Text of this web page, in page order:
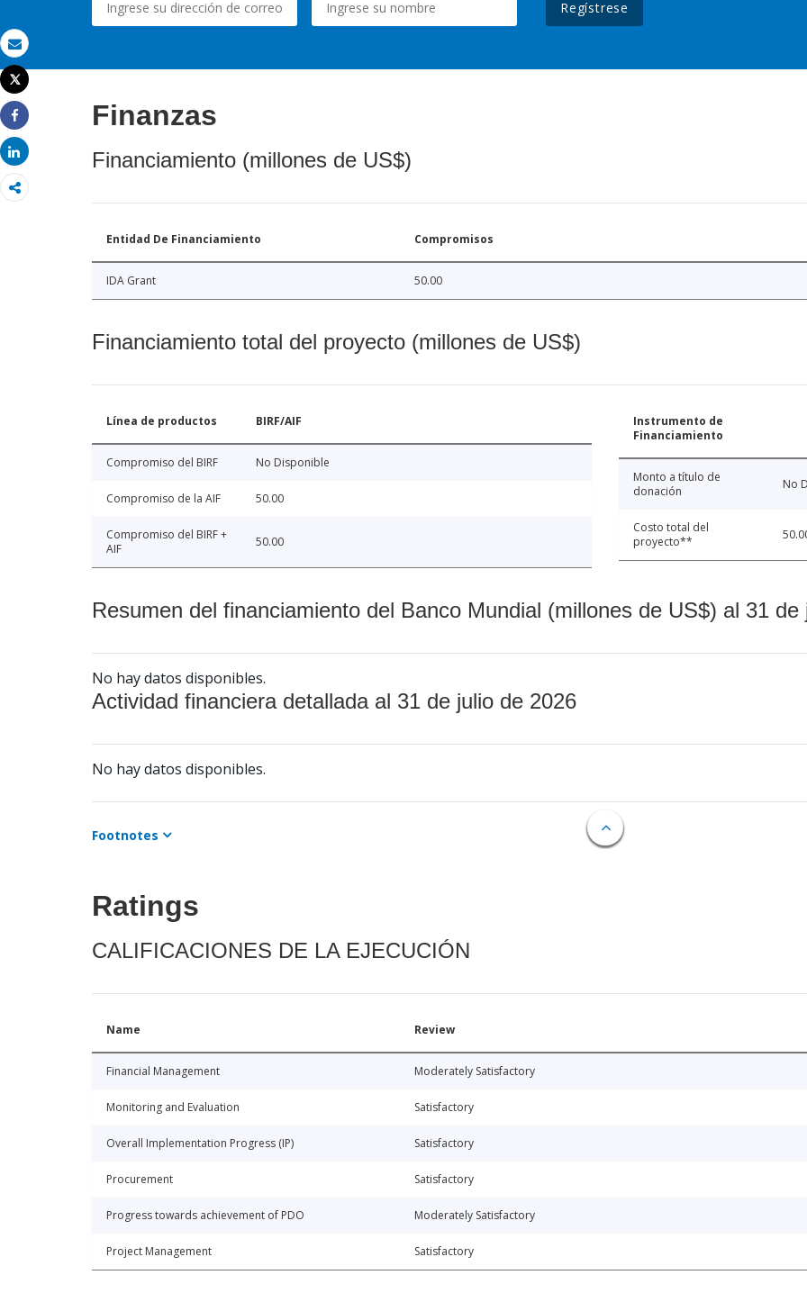
Correo electrónico
Imprimir
Tweet
Share
Share
Regístrese
Finanzas
Financiamiento (millones de US$)
Entidad De Financiamiento Compromisos
IDA Grant 50.00
Financiamiento total del proyecto (millones de US$)
Línea de productos BIRF/AIF
Compromiso del BIRF No Disponible
Compromiso de la AIF 50.00
Compromiso del BIRF +
AIF
50.00
Instrumento de
Financiamiento
Monto a título de
donación
No
Costo total del
proyecto**
Resumen del financiamiento del Banco Mundial (millones de US$) al 31 de
No hay datos disponibles.
Actividad financiera detallada al 31 de julio de 2026
No hay datos disponibles.
Footnotes
Ratings
CALIFICACIONES DE LA EJECUCIÓN
Name Review
Financial Management Moderately Satisfactory
Monitoring and Evaluation Satisfactory
Overall Implementation Progress (IP) Satisfactory
Procurement Satisfactory
Progress towards achievement of PDO Moderately Satisfactory
Project Management Satisfactory